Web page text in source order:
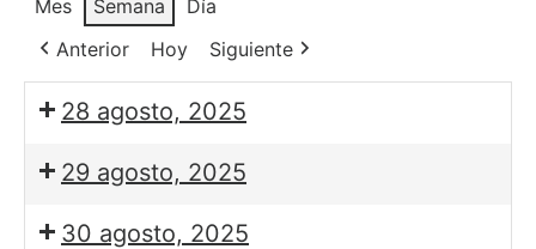
Mes
Semana
Día
Anterior
Hoy Siguiente
28 agosto, 2025
29 agosto, 2025
30 agosto, 2025